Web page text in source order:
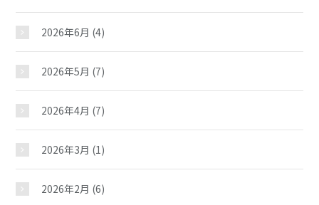
2026年6月 (4)
2026年5月 (7)
2026年4月 (7)
2026年3月 (1)
2026年2月 (6)